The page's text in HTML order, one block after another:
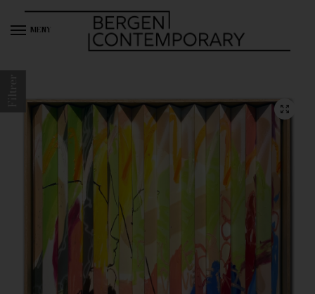
MENY
Filtrer